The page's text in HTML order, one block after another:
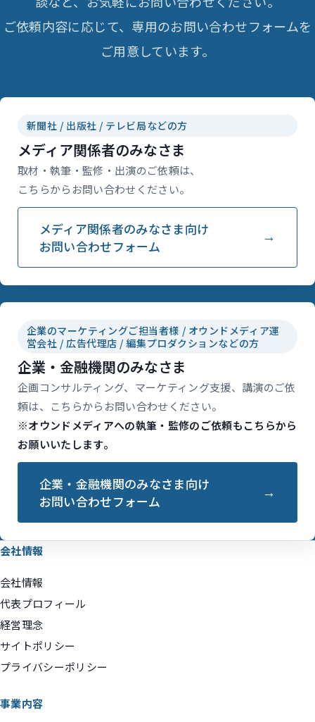
ご依頼内容に応じて、専用のお問い合わせフォームを
ご用意しています。
新聞社 / 出版社 / テレビ局などの方
メディア関係者のみなさま
取材・執筆・監修・出演のご依頼は、
こちらからお問い合わせください。
メディア関係者のみなさま向け
お問い合わせフォーム
企業のマーケティングご担当者様 / オウンドメディア運
営会社 / 広告代理店 / 編集プロダクションなどの方
企業・金融機関のみなさま
企画コンサルティング、マーケティング支援、講演のご依
頼は、こちらからお問い合わせください。
※オウンドメディアへの執筆・監修のご依頼もこちらから
お願いいたします。
企業・金融機関のみなさま向け
お問い合わせフォーム
会社情報
会社情報
代表プロフィール
経営理念
サイトポリシー
プライバシーポリシー
事業内容